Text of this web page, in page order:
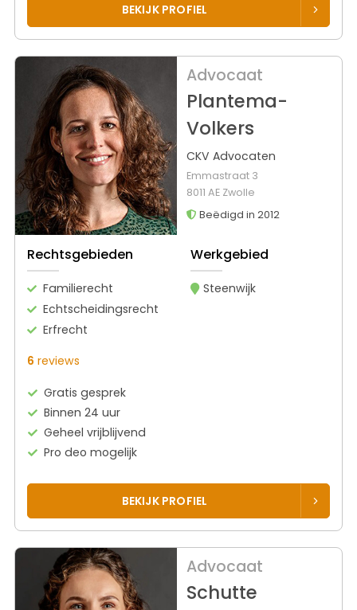
BEKIJK PROFIEL
Advocaat
Plantema-
Volkers
CKV Advocaten
Emmastraat 3
8011 AE Zwolle
Beëdigd in 2012
Rechtsgebieden
Familierecht
Echtscheidingsrecht
Erfrecht
Werkgebied
Steenwijk
6 reviews
Gratis gesprek
Binnen 24 uur
Geheel vrijblijvend
Pro deo mogelijk
BEKIJK PROFIEL
Advocaat
Schutte